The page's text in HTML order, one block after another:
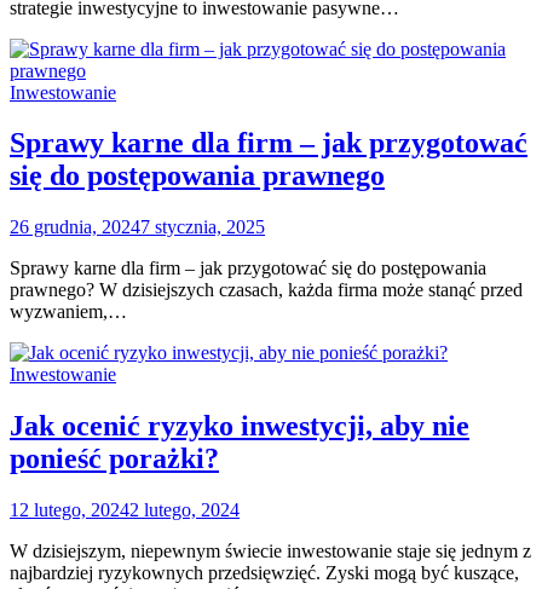
strategie inwestycyjne to inwestowanie pasywne…
Inwestowanie
Sprawy karne dla firm – jak przygotować
się do postępowania prawnego
26 grudnia, 20247 stycznia, 2025
Sprawy karne dla firm – jak przygotować się do postępowania
prawnego? W dzisiejszych czasach, każda firma może stanąć przed
wyzwaniem,…
Inwestowanie
Jak ocenić ryzyko inwestycji, aby nie
ponieść porażki?
12 lutego, 20242 lutego, 2024
W dzisiejszym, niepewnym świecie inwestowanie staje się jednym z
najbardziej ryzykownych przedsięwzięć. Zyski mogą być kuszące,